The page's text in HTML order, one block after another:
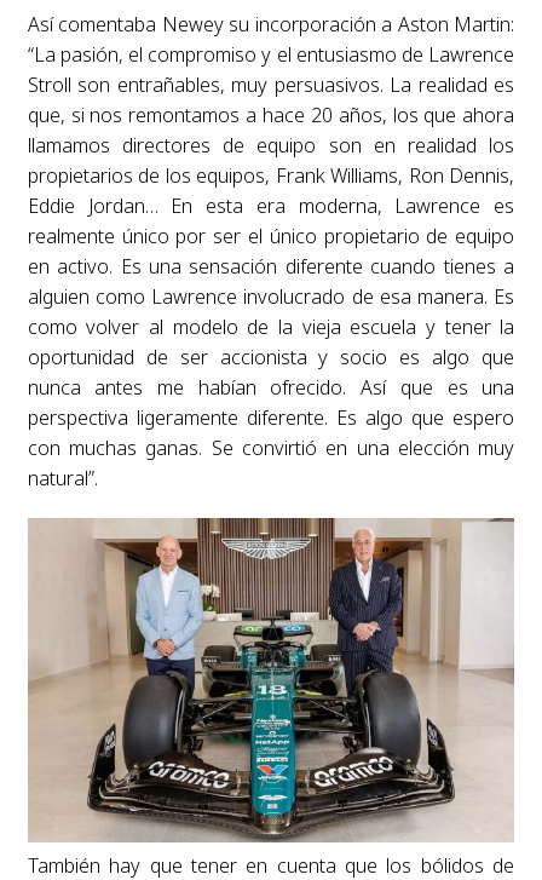
Así comentaba Newey su incorporación a Aston Martin:
“La pasión, el compromiso y el entusiasmo de Lawrence
Stroll son entrañables, muy persuasivos. La realidad es
que, si nos remontamos a hace 20 años, los que ahora
llamamos directores de equipo son en realidad los
propietarios de los equipos, Frank Williams, Ron Dennis,
Eddie Jordan… En esta era moderna, Lawrence es
realmente único por ser el único propietario de equipo
en activo. Es una sensación diferente cuando tienes a
alguien como Lawrence involucrado de esa manera. Es
como volver al modelo de la vieja escuela y tener la
oportunidad de ser accionista y socio es algo que
nunca antes me habían ofrecido. Así que es una
perspectiva ligeramente diferente. Es algo que espero
con muchas ganas. Se convirtió en una elección muy
natural”.
También hay que tener en cuenta que los bólidos de